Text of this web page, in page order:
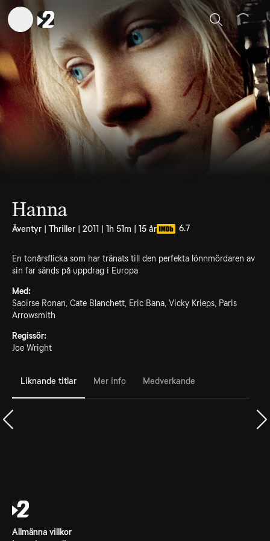
Sök
Hanna
Äventyr | Thriller | 2011 | 1h 51m | 15 år 6.7
En tonårsflicka som har tränats till den perfekta lönnmördaren av
sin far sänds på uppdrag i Europa
Med:
Saoirse Ronan, Cate Blanchett, Eric Bana, Vicky Krieps, Paris
Arrowsmith
Regissör:
Joe Wright
Liknande titlar Mer info Medverkande
Allmänna villkor